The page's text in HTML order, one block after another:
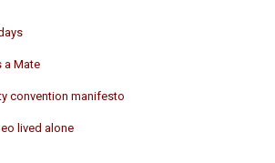
a Mate
convention manifesto
lived alone